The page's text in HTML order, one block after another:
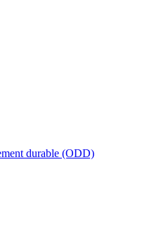
durable (ODD)